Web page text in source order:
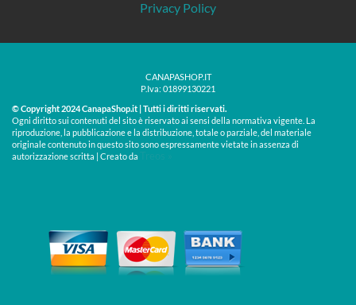
Privacy Policy
CANAPASHOP.IT
P.Iva: 01899130221
© Copyright 2024 CanapaShop.it | Tutti i diritti riservati.
Ogni diritto sui contenuti del sito è riservato ai sensi della normativa vigente. La
riproduzione, la pubblicazione e la distribuzione, totale o parziale, del materiale
originale contenuto in questo sito sono espressamente vietate in assenza di
autorizzazione scritta | Creato da